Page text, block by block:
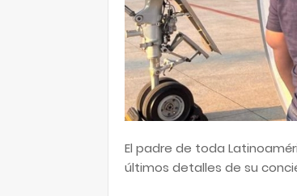
El padre de toda
últimos detalles de su